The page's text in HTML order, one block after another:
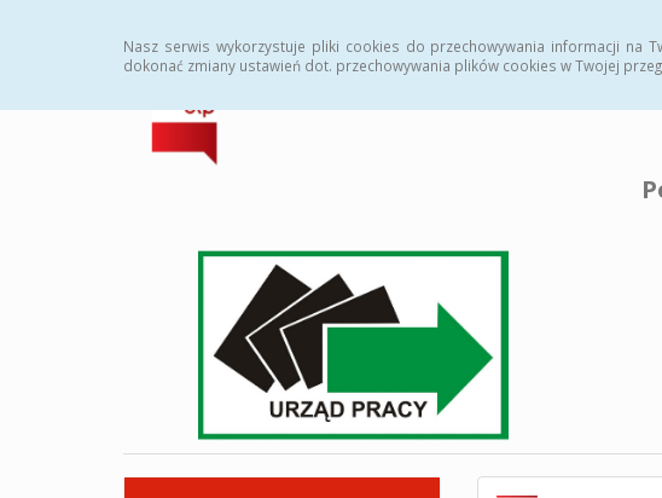
Nasz serwis wykorzystuje pliki cookies do przechowywania informacji na
dokonać zmiany ustawień dot. przechowywania plików cookies w Twojej